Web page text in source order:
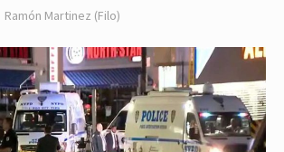
Ramón Martinez (Filo)